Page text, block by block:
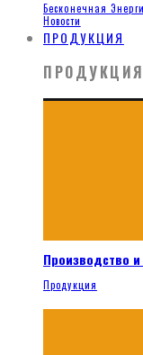
Бесконечная
Новости
ПРОДУКЦИЯ
ПРОДУКЦИЯ
Производство
Продукция